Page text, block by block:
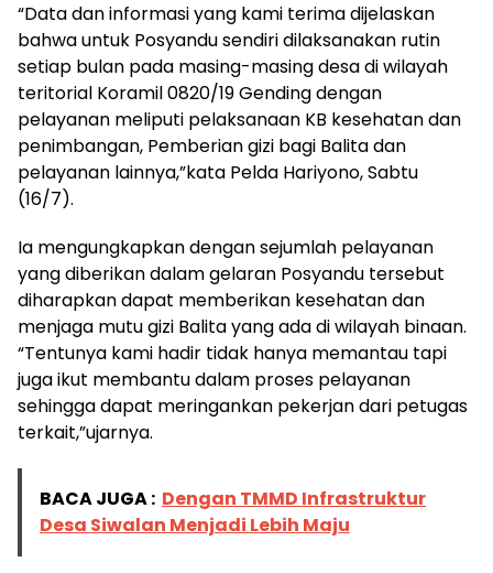
“Data dan informasi yang kami terima dijelaskan
bahwa untuk Posyandu sendiri dilaksanakan rutin
setiap bulan pada masing-masing desa di wilayah
teritorial Koramil 0820/19 Gending dengan
pelayanan meliputi pelaksanaan KB kesehatan dan
penimbangan, Pemberian gizi bagi Balita dan
pelayanan lainnya,”kata Pelda Hariyono, Sabtu
(16/7).
Ia mengungkapkan dengan sejumlah pelayanan
yang diberikan dalam gelaran Posyandu tersebut
diharapkan dapat memberikan kesehatan dan
menjaga mutu gizi Balita yang ada di wilayah binaan.
“Tentunya kami hadir tidak hanya memantau tapi
juga ikut membantu dalam proses pelayanan
sehingga dapat meringankan pekerjan dari petugas
terkait,”ujarnya.
BACA JUGA : Dengan TMMD Infrastruktur
Desa Siwalan Menjadi Lebih Maju